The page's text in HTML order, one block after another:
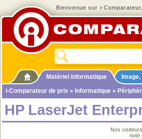
Bienvenue sur i-
Matériel informatique
i-Comparateur de prix » Informatique »
HP LaserJet
Nos
noté